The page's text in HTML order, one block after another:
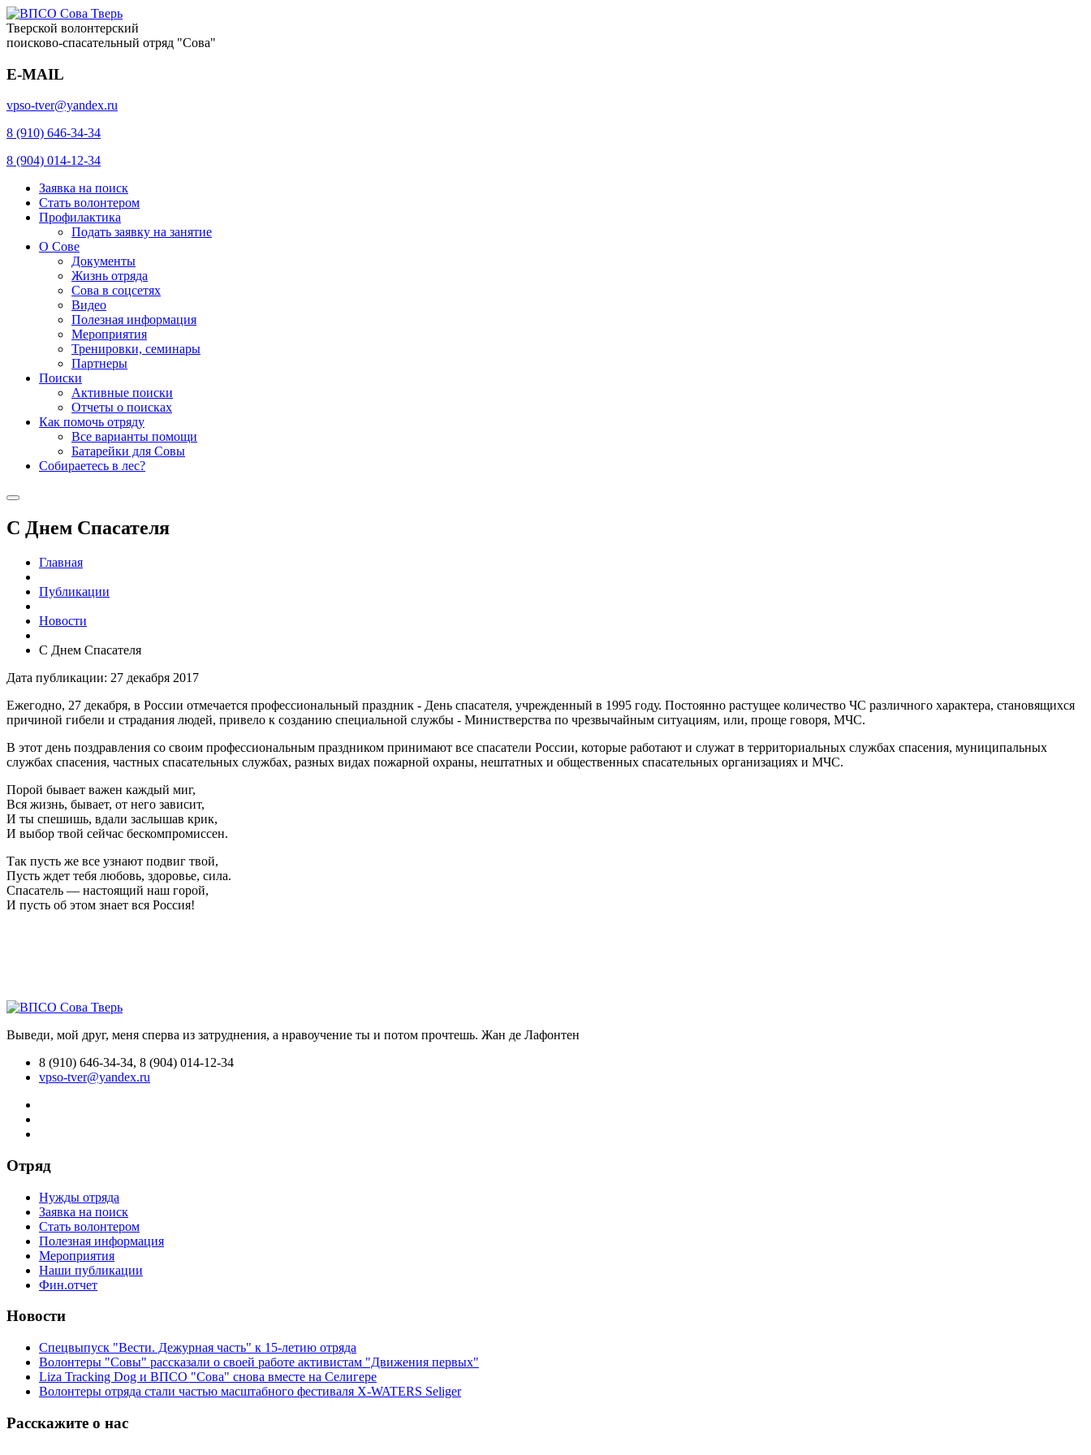
Тверской волонтерский
поисково-спасательный отряд "Сова"
E-MAIL
vpso-tver@yandex.ru
8 (910) 646-34-34
8 (904) 014-12-34
Заявка на поиск
Стать волонтером
Профилактика
Подать заявку на занятие
О Сове
Документы
Жизнь отряда
Сова в соцсетях
Видео
Полезная информация
Мероприятия
Тренировки, семинары
Партнеры
Поиски
Активные поиски
Отчеты о поисках
Как помочь отряду
Все варианты помощи
Батарейки для Совы
Собираетесь в лес?
С Днем Спасателя
Главная
Публикации
Новости
С Днем Спасателя
Дата публикации: 27 декабря 2017
Ежегодно, 27 декабря, в России отмечается профессиональный праздник - День спасателя, учрежденный в 1995 году. Постоянно растущее количество ЧС различного характера, становящихся
причиной гибели и страдания людей, привело к созданию специальной службы - Министверства по чрезвычайным ситуациям, или, проще говоря, МЧС.
В этот день поздравления со своим профессиональным праздником принимают все спасатели России, которые работают и служат в территориальных службах спасения, муниципальных
службах спасения, частных спасательных службах, разных видах пожарной охраны, нештатных и общественных спасательных организациях и МЧС.
Порой бывает важен каждый миг,
Вся жизнь, бывает, от него зависит,
И ты спешишь, вдали заслышав крик,
И выбор твой сейчас бескомпромиссен.
Так пусть же все узнают подвиг твой,
Пусть ждет тебя любовь, здоровье, сила.
Спасатель — настоящий наш горой,
И пусть об этом знает вся Россия!
Выведи, мой друг, меня сперва из затруднения, а нравоучение ты и потом прочтешь. Жан де Лафонтен
8 (910) 646-34-34, 8 (904) 014-12-34
vpso-tver@yandex.ru
Отряд
Нужды отряда
Заявка на поиск
Стать волонтером
Полезная информация
Мероприятия
Наши публикации
Фин.отчет
Новости
Спецвыпуск "Вести. Дежурная часть" к 15-летию отряда
Волонтеры "Совы" рассказали о своей работе активистам "Движения первых"
Liza Tracking Dog и ВПСО "Сова" снова вместе на Селигере
Волонтеры отряда стали частью масштабного фестиваля X-WATERS Seliger
Расскажите о нас